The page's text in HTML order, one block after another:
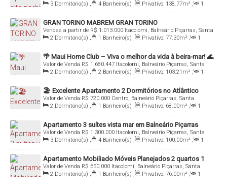
Catarina, Brasil
3 Dormitório(s) , 4 Banheiro(s) , Privativo: 138.77m² ,
1
Sala(s) , 3 Suíte(s) , Total: 138.77m² , 2 Vaga(s) ,
Útil:
138 .77m²
GRAN TORINO MABREM GRAN TORINO
R$ 1.013.000
Vendas a partir de
Itacolomi, Balneário Piçarras, Santa
Catarina, Brasil
2 Dormitório(s) , 1 Banheiro(s) , Privativo: 77.30m² ,
1
Sala(s) , 1 Suíte(s) , Total: 77.30m² , 2 Vaga(s) ,
Útil:
77 .30 m²
🌴 Maui Home Club – Viva o melhor da vida à beira-mar! 🌊
R$ 1.680.447
Valor de Venda
Itacolomi, Balneário Piçarras, Santa
Catarina, Brasil
2 Dormitório(s) , 2 Banheiro(s) , Privativo: 103.21 m² ,
1
Sala(s) , 1 Suíte(s) , Total: 178.22m² , 1 Vaga(s) ,
Útil:
103 .21 m²
🏖️ Excelente Apartamento 2 Dormitórios no Atlântico
Beach Club – Próximo ao Mar, Balneário Piçarras/SC
R$ 720.000
Valor de Venda
Centro, Balneário Piçarras, Santa
Catarina, Brasil
2 Dormitório(s) , 1 Banheiro(s) , Privativo: 68.00m² ,
1
Sala(s) , Total: 68.00m² , 1 Vaga(s) , Útil: 68.00m²
Apartamento 3 suítes vista mar em Balneário Piçarras
R$ 1.300.000
Valor de Venda
Itacolomi, Balneário Piçarras, Santa
Catarina, Brasil
3 Dormitório(s) , 4 Banheiro(s) , Privativo: 100.00m² ,
1
Sala(s) , 3 Suíte(s) , Total: 100.00m² , 1 Vaga(s) ,
80m
Distância do Mar , Útil: 100 .00 m² Terreno: 100.00
,
Fundos: 10.00m , Frente: 10.00m , Lado Direito: 10.00m ,
Lado
Esquerdo: 10.00 m
Apartamento Mobiliado Móveis Planejados 2 quartos 1
suíte Balneário Piçarras
R$ 650.000
Valor de Venda
Itacolomi, Balneário Piçarras, Santa
Catarina, Brasil
2 Dormitório(s) , 1 Banheiro(s) , Privativo: 76.00m² ,
1